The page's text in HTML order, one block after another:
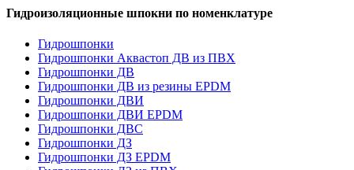
Гидроизоляционные шпокни по номенклатуре
Гидрошпонки
Гидрошпонки Аквастоп ДВ из ПВХ
Гидрошпонки ДВ
Гидрошпонки ДВ из резины EPDM
Гидрошпонки ДВИ
Гидрошпонки ДВИ EPDM
Гидрошпонки ДВС
Гидрошпонки ДЗ
Гидрошпонки ДЗ EPDM